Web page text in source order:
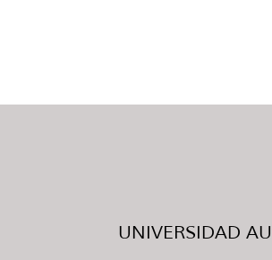
UNIVERSIDAD